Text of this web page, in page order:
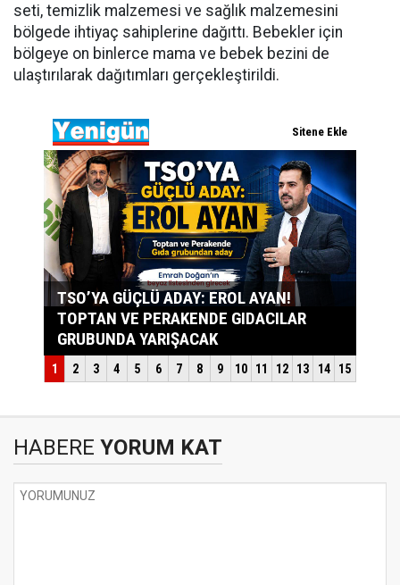
seti, temizlik malzemesi ve sağlık malzemesini
bölgede ihtiyaç sahiplerine dağıttı. Bebekler için
bölgeye on binlerce mama ve bebek bezini de
ulaştırılarak dağıtımları gerçekleştirildi.
HABERE YORUM KAT